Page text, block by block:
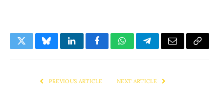
TwitterBlueskyLinkedInFacebookWhatsAppTelegramEmail Copy
PREVIOUS ARTICLE NEXT ARTICLE